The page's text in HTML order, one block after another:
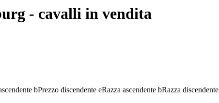
- cavalli in vendita
bPrezzo discendente eRazza ascendente bRazza discendente